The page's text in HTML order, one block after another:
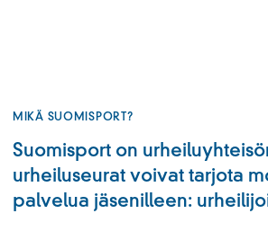
MIKÄ SUOMISPORT?
Suomisport on
urheiluseurat voivat tarjota
palvelua jäsenilleen: